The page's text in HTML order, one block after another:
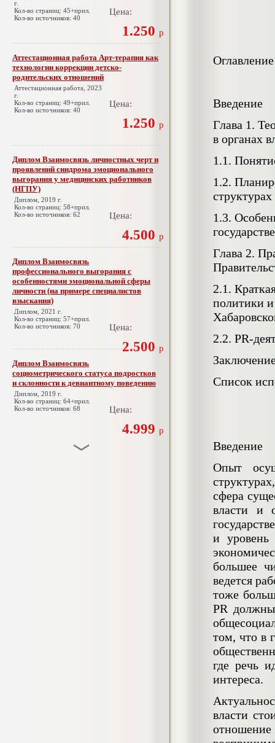
г.
Кол-во страниц: 45+прил.
Кол-во источников: 40
Цена:
1.250 р
Аттестационная работа Арт-терапия как
технологии коррекции детско-
родительских отношений
Аттестационная работа, 2023
г.
Кол-во страниц: 49+прил.
Кол-во источников: 40
Цена:
1.250 р
Диплом Взаимосвязь личностных черт и
проявлений синдрома эмоционального
выгорания у медицинских работников
(НГПУ)
Диплом, 2019 г.
Кол-во страниц: 58+прил.
Кол-во источников: 62
Цена:
4.500 р
Диплом Взаимосвязь
профессионального выгорания с
особенностями эмоциональной сферы
личности (на примере специалистов
взыскания)
Диплом, 2021 г.
Кол-во страниц: 57+прил.
Кол-во источников: 70
Цена:
2.500 р
Диплом Взаимосвязь
социометрического статуса подростков
и склонности к девиантному поведению
Диплом, 2019 г.
Кол-во страниц: 64+прил.
Кол-во источников: 68
Цена:
4.999 р
Оглавление
Введение
Глава 1.
в органах
1.1.
1.2.
структурах
1.3.
Глава 2.
2.1.
политики и
2.2. PR-
Список
Введение
Опыт
сфера
власти и
и уровень
большее
ведется
тоже
PR
том, что в
где речь
интереса.
власти